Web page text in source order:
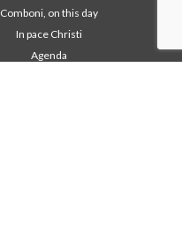
Comboni, on this day
In pace Christi
Agenda